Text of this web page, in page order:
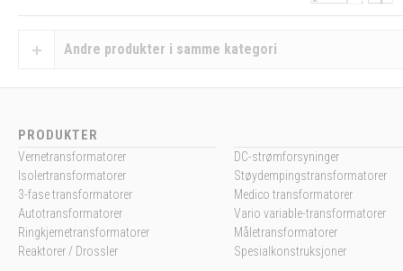
Andre produkter i samme kategori
PRODUKTER
Vernetransformatorer
Isolertransformatorer
3-fase transformatorer
Autotransformatorer
Ringkjernetransformatorer
Reaktorer / Drossler
DC-strømforsyninger
Støydempingstransformatorer
Medico transformatorer
Vario variable-transformatorer
Måletransformatorer
Spesialkonstruksjoner